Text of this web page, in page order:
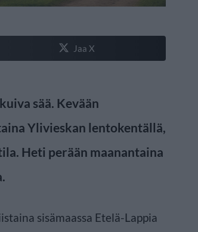
Jaa X
sää. Kevään
Ylivieskan lentokentällä,
Heti perään maanantaina
sisämaassa Etelä-Lappia